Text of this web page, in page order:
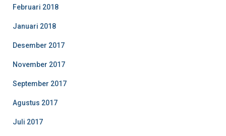
Februari 2018
Januari 2018
Desember 2017
November 2017
September 2017
Agustus 2017
Juli 2017